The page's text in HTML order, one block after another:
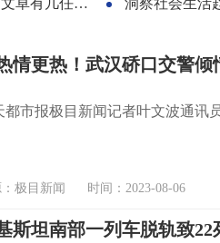
几任妻子） 洞察社会生活趋势
情更热！武汉硚口交警
都市报极目新闻记者叶文波通讯
：极目新闻 时间：2023-08-06
斯坦南部一列车脱轨致22